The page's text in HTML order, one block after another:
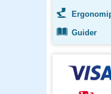
Guider